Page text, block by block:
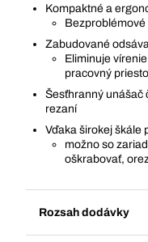
Kompaktné a
Zabudované
Eliminuje
pracovný
Šesťhranný unášač
rezaní
Vďaka širokej škále
možno so
oškrabovať,
Rozsah dodávky